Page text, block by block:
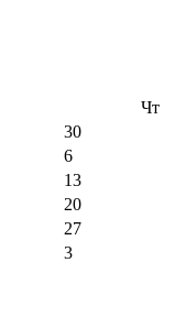
Чт
30
6
13
20
27
3